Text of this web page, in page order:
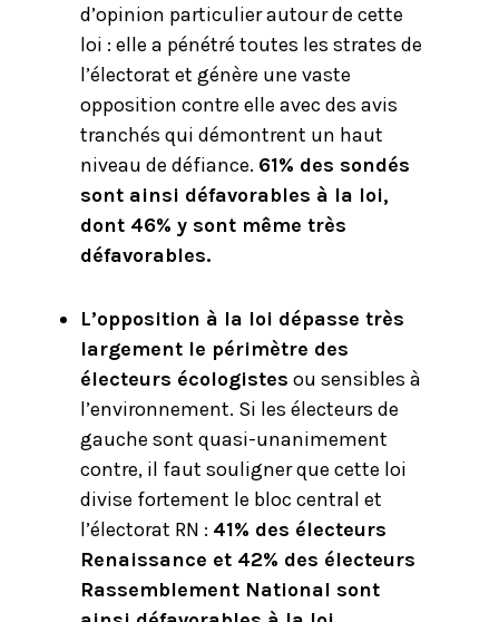
d’opinion particulier autour de cette
loi : elle a pénétré toutes les strates de
l’électorat et génère une vaste
opposition contre elle avec des avis
tranchés qui démontrent un haut
niveau de défiance. 61% des sondés
sont ainsi défavorables à la loi,
dont 46% y sont même très
défavorables.
L’opposition à la loi dépasse très
largement le périmètre des
électeurs écologistes ou sensibles à
l’environnement. Si les électeurs de
gauche sont quasi-unanimement
contre, il faut souligner que cette loi
divise fortement le bloc central et
l’électorat RN : 41% des électeurs
Renaissance et 42% des électeurs
Rassemblement National sont